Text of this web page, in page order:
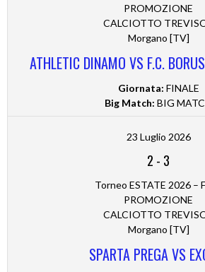
PROMOZIONE
CALCIOTTO
Morgano [TV]
ATHLETIC DINAMO VS F.C.
Giornata: FINALE
Big Match: BIG
23 Luglio 2026
2 - 3
Torneo ESTATE 2026 –
PROMOZIONE
CALCIOTTO
Morgano [TV]
SPARTA PREGA VS